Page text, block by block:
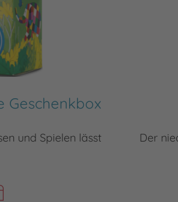
Geschenkbox
und Spielen lässt
Der